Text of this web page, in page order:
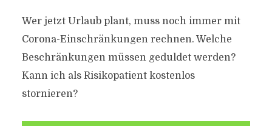
Wer jetzt Urlaub plant, muss noch immer mit
Corona-Einschränkungen rechnen. Welche
Beschränkungen müssen geduldet werden?
Kann ich als Risikopatient kostenlos
stornieren?